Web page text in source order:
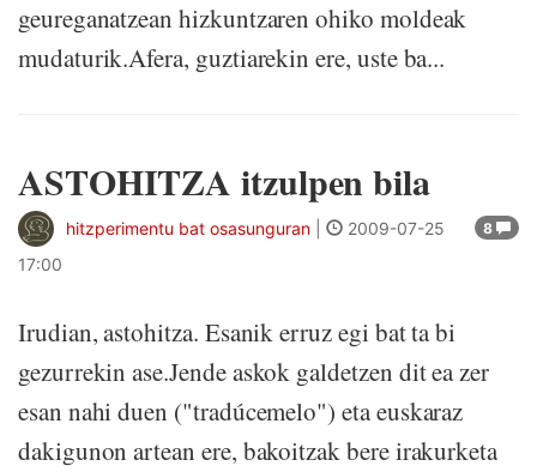
geureganatzean hizkuntzaren ohiko moldeak
mudaturik.Afera, guztiarekin ere, uste ba...
ASTOHITZA itzulpen bila
8
hitzperimentu bat osasunguran
2009-07-25
17:00
Irudian, astohitza. Esanik erruz egi bat ta bi
gezurrekin ase.Jende askok galdetzen dit ea zer
esan nahi duen ("tradúcemelo") eta euskaraz
dakigunon artean ere, bakoitzak bere irakurketa